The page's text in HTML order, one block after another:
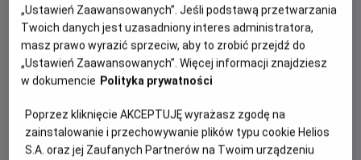
PREMIERA
11 października 2024
REŻYSERIA
Anna Kendrick
SCENARIUSZ
Ian MacAllister McDonald
OBSADA
Anna Kendrick, Tony Hale, Kelley Jakle
WIĘCEJ SZCZEGÓŁÓW
Młoda i obiecująca aktorka Cheryl chce rozkręcić swoją
karierę, ale póki co jedyną propozycją dla niej jest udział w
„Ustawień Zaawansowanych”. Jeśli podstawą przetwarzania
Twoich danych jest uzasadniony interes administratora,
masz prawo wyrazić sprzeciw, aby to zrobić przejdź do
„Ustawień Zaawansowanych”. Więcej informacji znajdziesz
w dokumencie Polityka prywatności
Poprzez kliknięcie AKCEPTUJĘ wyrażasz zgodę na
zainstalowanie i przechowywanie plików typu cookie Helios
S.A. oraz jej Zaufanych Partnerów na Twoim urządzeniu